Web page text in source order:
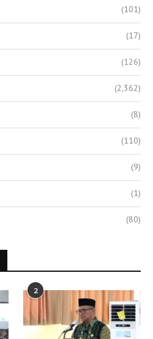
(101)
(17)
(126)
(2,362)
(8)
(110)
(9)
(1)
(80)
2